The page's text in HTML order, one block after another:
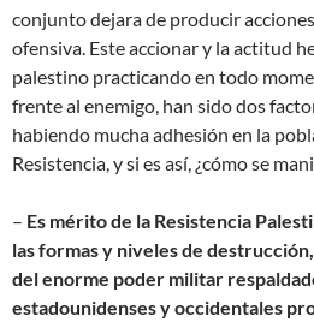
conjunto dejara de producir
ofensiva. Este accionar y la actitud
palestino practicando en todo
frente al enemigo, han sido dos
habiendo mucha adhesión en la
Resistencia, y si es así, ¿cómo se
– Es mérito de la Resistencia
las formas y niveles de
del enorme poder militar
estadounidenses y occidentales